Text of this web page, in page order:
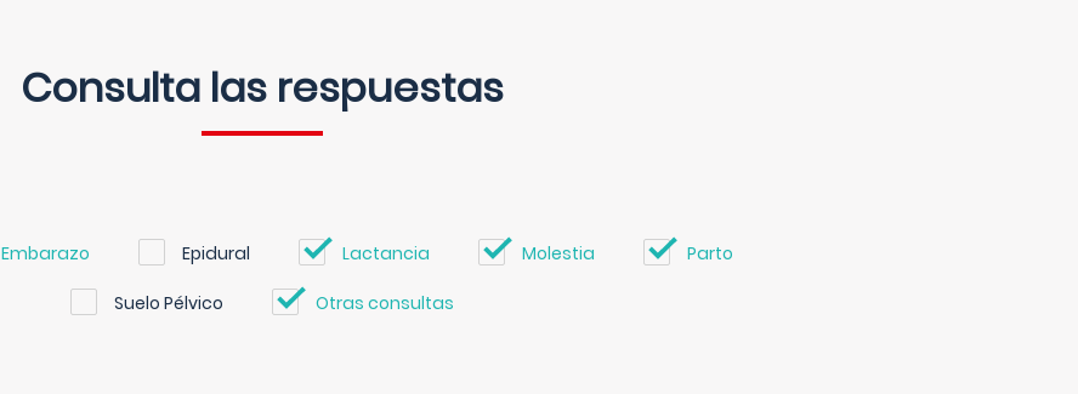
Consulta las respuestas
Embarazo Epidural Lactancia Molestia Parto
Suelo Pélvico Otras consultas